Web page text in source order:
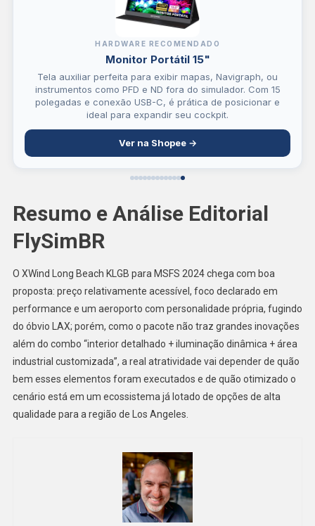
HARDWARE RECOMENDADO
Monitor Portátil 15"
Tela auxiliar perfeita para exibir mapas, Navigraph, ou
instrumentos como PFD e ND fora do simulador. Com 15
polegadas e conexão USB-C, é prática de posicionar e
ideal para expandir seu cockpit.
Ver na Shopee →
Resumo e Análise Editorial
FlySimBR
O XWind Long Beach KLGB para MSFS 2024 chega com boa
proposta: preço relativamente acessível, foco declarado em
performance e um aeroporto com personalidade própria, fugindo
do óbvio LAX; porém, como o pacote não traz grandes inovações
além do combo “interior detalhado + iluminação dinâmica + área
industrial customizada”, a real atratividade vai depender de quão
bem esses elementos foram executados e de quão otimizado o
cenário está em um ecossistema já lotado de opções de alta
qualidade para a região de Los Angeles.